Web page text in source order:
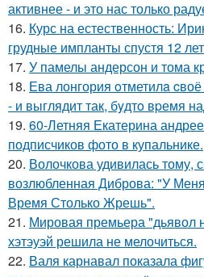
активнее - и это нас только
16. Курс на естественность:
грудные импланты спустя 12
17. У памелы андерсон и тома
18. Ева лонгория oтметилa
- и выглядит так, бyдтo вpемя
19. 60-Летняя Екатерина
подписчиков фото в купальнике.
20. Волочкова удивилась тому,
возлюбленная Диброва: "У
Время Столько Жрешь".
21. Мировая премьера "дьявол
хэтэуэй решила не мелочиться.
22. Валя карнавал показала